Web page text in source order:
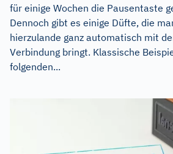
für einige Wochen die Pausentaste
Dennoch gibt es einige Düfte, die
hierzulande ganz automatisch mit
Verbindung bringt. Klassische
folgenden...